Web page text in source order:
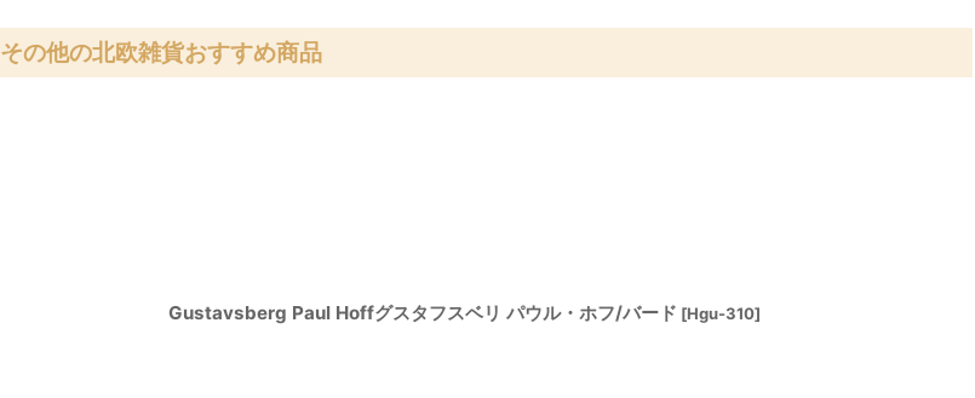
その他の北欧雑貨おすすめ商品
Gustavsberg Paul Hoffグスタフスベリ パウル・ホフ/バード [Hgu-310]